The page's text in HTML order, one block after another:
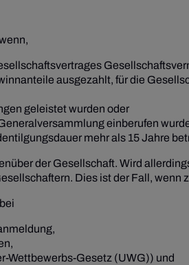
ausgezahlt, für die
geleistet wurden oder
einberufen
mehr als 15 Jahre
der Gesellschaft. Wird
Dies ist der Fall,
Wettbewerbs-Gesetz (UWG)) und